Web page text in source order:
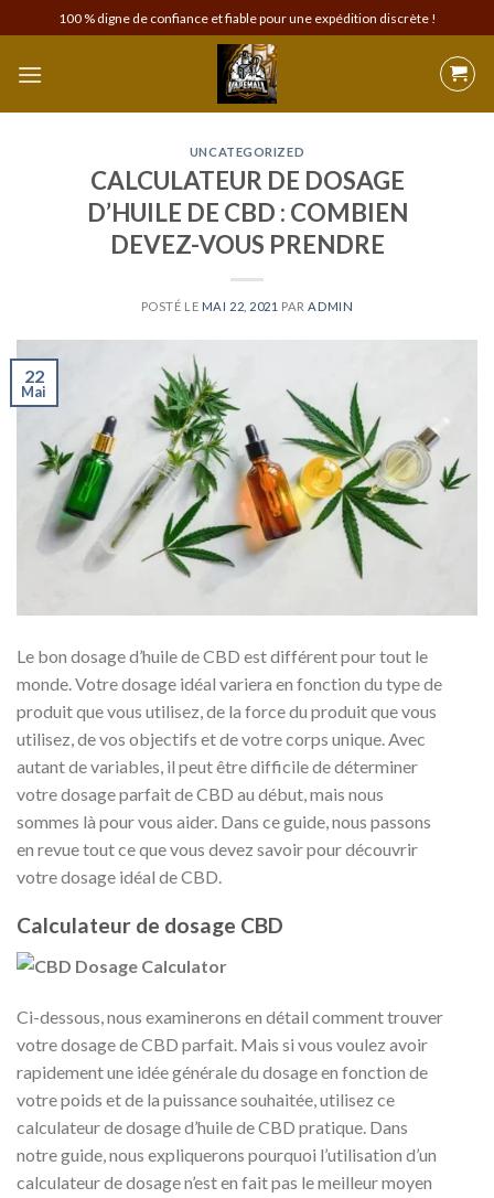
to
content
100 % digne de confiance et fiable pour une expédition discrète !
UNCATEGORIZED
CALCULATEUR DE DOSAGE
D’HUILE DE CBD : COMBIEN
DEVEZ-VOUS PRENDRE
POSTÉ LE MAI 22, 2021 PAR ADMIN
22
Mai
Le bon dosage d’huile de CBD est différent pour tout le
monde. Votre dosage idéal variera en fonction du type de
produit que vous utilisez, de la force du produit que vous
utilisez, de vos objectifs et de votre corps unique. Avec
autant de variables, il peut être difficile de déterminer
votre dosage parfait de CBD au début, mais nous
sommes là pour vous aider. Dans ce guide, nous passons
en revue tout ce que vous devez savoir pour découvrir
votre dosage idéal de CBD.
Calculateur de dosage CBD
Ci-dessous, nous examinerons en détail comment trouver
votre dosage de CBD parfait. Mais si vous voulez avoir
rapidement une idée générale du dosage en fonction de
votre poids et de la puissance souhaitée, utilisez ce
calculateur de dosage d’huile de CBD pratique. Dans
notre guide, nous expliquerons pourquoi l’utilisation d’un
calculateur de dosage n’est en fait pas le meilleur moyen